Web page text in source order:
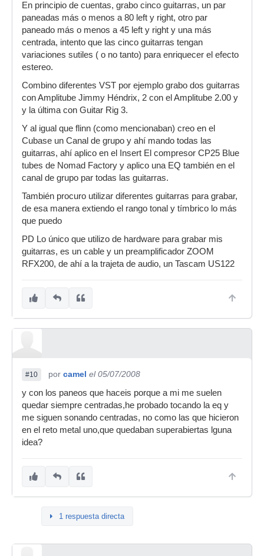
En principio de cuentas, grabo cinco guitarras, un par
paneadas más o menos a 80 left y right, otro par
paneado más o menos a 45 left y right y una más
centrada, intento que las cinco guitarras tengan
variaciones sutiles ( o no tanto) para enriquecer el efecto
estereo.
Combino diferentes VST por ejemplo grabo dos guitarras
con Amplitube Jimmy Héndrix, 2 con el Amplitube 2.00 y
y la última con Guitar Rig 3.
Y al igual que flinn (como mencionaban) creo en el
Cubase un Canal de grupo y ahí mando todas las
guitarras, ahí aplico en el Insert El compresor CP25 Blue
tubes de Nomad Factory y aplico una EQ también en el
canal de grupo par todas las guitarras.
También procuro utilizar diferentes guitarras para grabar,
de esa manera extiendo el rango tonal y tímbrico lo más
que puedo
PD Lo único que utilizo de hardware para grabar mis
guitarras, es un cable y un preamplificador ZOOM
RFX200, de ahí a la trajeta de audio, un Tascam US122
#10 por camel el 05/07/2008
y con los paneos que haceis porque a mi me suelen
quedar siempre centradas,he probado tocando la eq y
me siguen sonando centradas, no como las que hicieron
en el reto metal uno,que quedaban superabiertas lguna
idea?
1 respuesta directa